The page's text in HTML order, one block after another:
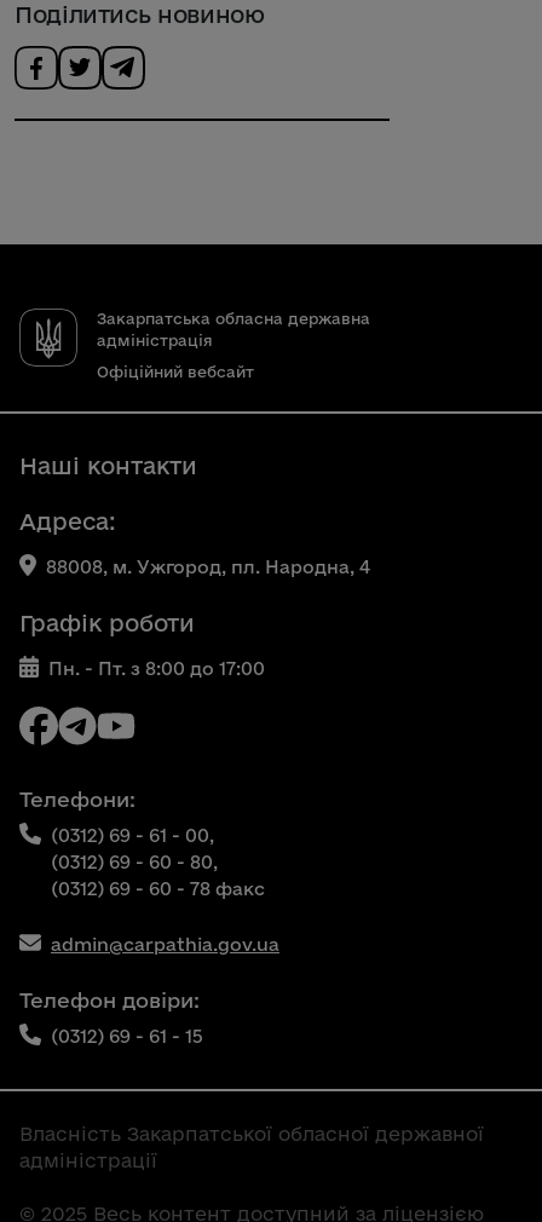
Поділитись новиною
Закарпатська обласна державна
адміністрація
Офіційний вебсайт
Наші контакти
Адреса:
88008, м. Ужгород, пл. Народна, 4
Графік роботи
Пн. - Пт. з 8:00 до 17:00
Телефони:
(0312) 69 - 61 - 00,
(0312) 69 - 60 - 80,
(0312) 69 - 60 - 78 факс
admin@carpathia.gov.ua
Телефон довіри:
(0312) 69 - 61 - 15
Власність Закарпатської обласної державної
адміністрації
© 2025 Весь контент доступний за ліцензією